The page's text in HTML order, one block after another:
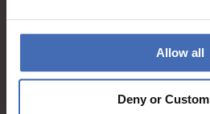
Allow all
Deny or
Fattura &
fino a